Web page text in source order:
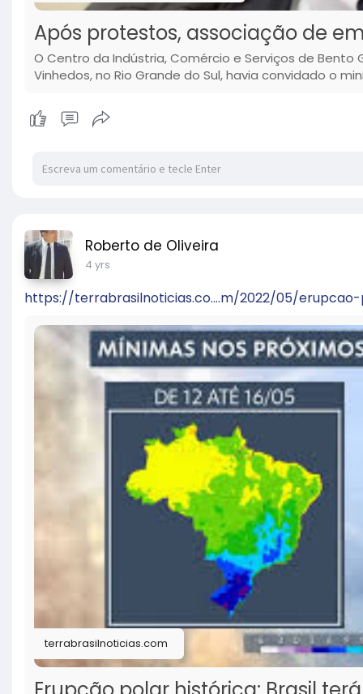
Após protestos, associação de
O Centro da Indústria, Comércio e Serviços de
Vinhedos, no Rio Grande do Sul, havia convidado o
Roberto de Oliveira
4 yrs
https://terrabrasilnoticias.co....m/2022/05/
terrabrasilnoticias.com